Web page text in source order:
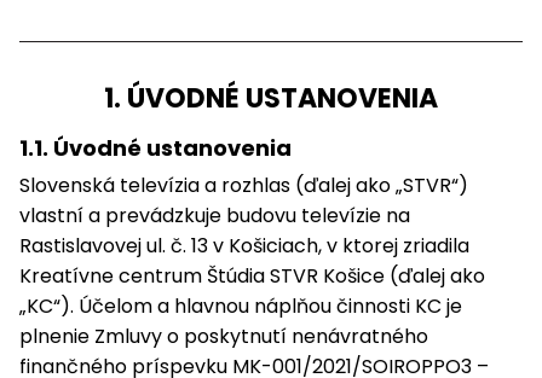
1. ÚVODNÉ USTANOVENIA
1.1. Úvodné ustanovenia
Slovenská televízia a rozhlas (ďalej ako „STVR“)
vlastní a prevádzkuje budovu televízie na
Rastislavovej ul. č. 13 v Košiciach, v ktorej zriadila
Kreatívne centrum Štúdia STVR Košice (ďalej ako
„KC“). Účelom a hlavnou náplňou činnosti KC je
plnenie Zmluvy o poskytnutí nenávratného
finančného príspevku MK-001/2021/SOIROPPO3 –